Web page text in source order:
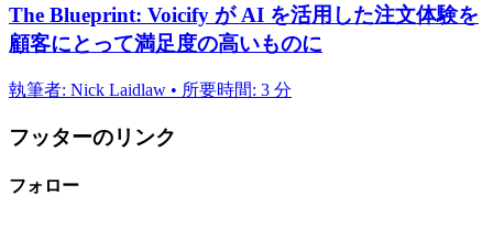
The Blueprint: Voicify が AI を活用した注文体験を
顧客にとって満足度の高いものに
執筆者: Nick Laidlaw • 所要時間: 3 分
フッターのリンク
フォロー